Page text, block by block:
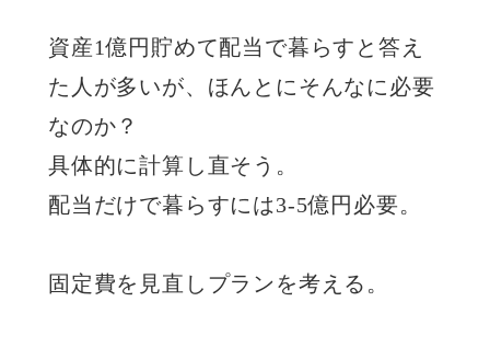
資産1億円貯めて配当で暮らすと答え
た人が多いが、ほんとにそんなに必要
なのか？
具体的に計算し直そう。
配当だけで暮らすには3-5億円必要。
固定費を見直しプランを考える。